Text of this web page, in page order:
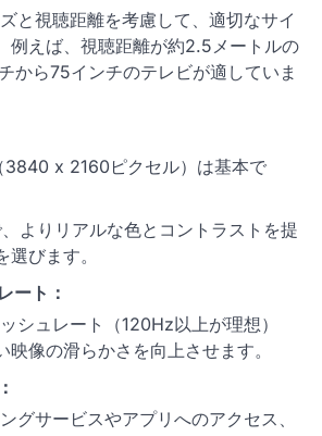
と視聴距離を考慮して、適切なサイ
例えば、視聴距離が約2.5メートルの
から75インチのテレビが適していま
3840 x 2160ピクセル）は基本で
よりリアルな色とコントラストを提
びます。
ート：
シュレート（120Hz以上が理想）
映像の滑らかさを向上させます。
グサービスやアプリへのアクセス、